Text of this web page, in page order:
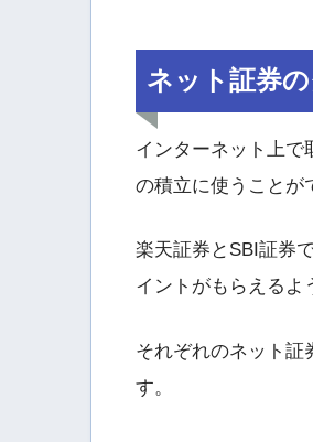
ネット証券
インターネット上で
の積立に使うことが
楽天証券とSBI証券
イントがもらえるよ
それぞれのネット証
す。